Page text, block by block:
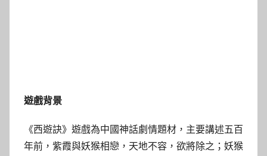
遊戲背景
《西遊訣》遊戲為中國神話劇情題材，主要講述五百
年前，紫霞與妖猴相戀，天地不容，欲將除之；妖猴